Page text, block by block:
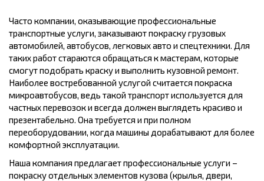
Часто компании, оказывающие профессиональные
транспортные услуги, заказывают покраску грузовых
автомобилей, автобусов, легковых авто и спецтехники. Для
таких работ стараются обращаться к мастерам, которые
смогут подобрать краску и выполнить кузовной ремонт.
Наиболее востребованной услугой считается покраска
микроавтобусов, ведь такой транспорт используется для
частных перевозок и всегда должен выглядеть красиво и
презентабельно. Она требуется и при полном
переоборудовании, когда машины дорабатывают для более
комфортной эксплуатации.
Наша компания предлагает профессиональные услуги –
покраску отдельных элементов кузова (крылья, двери,